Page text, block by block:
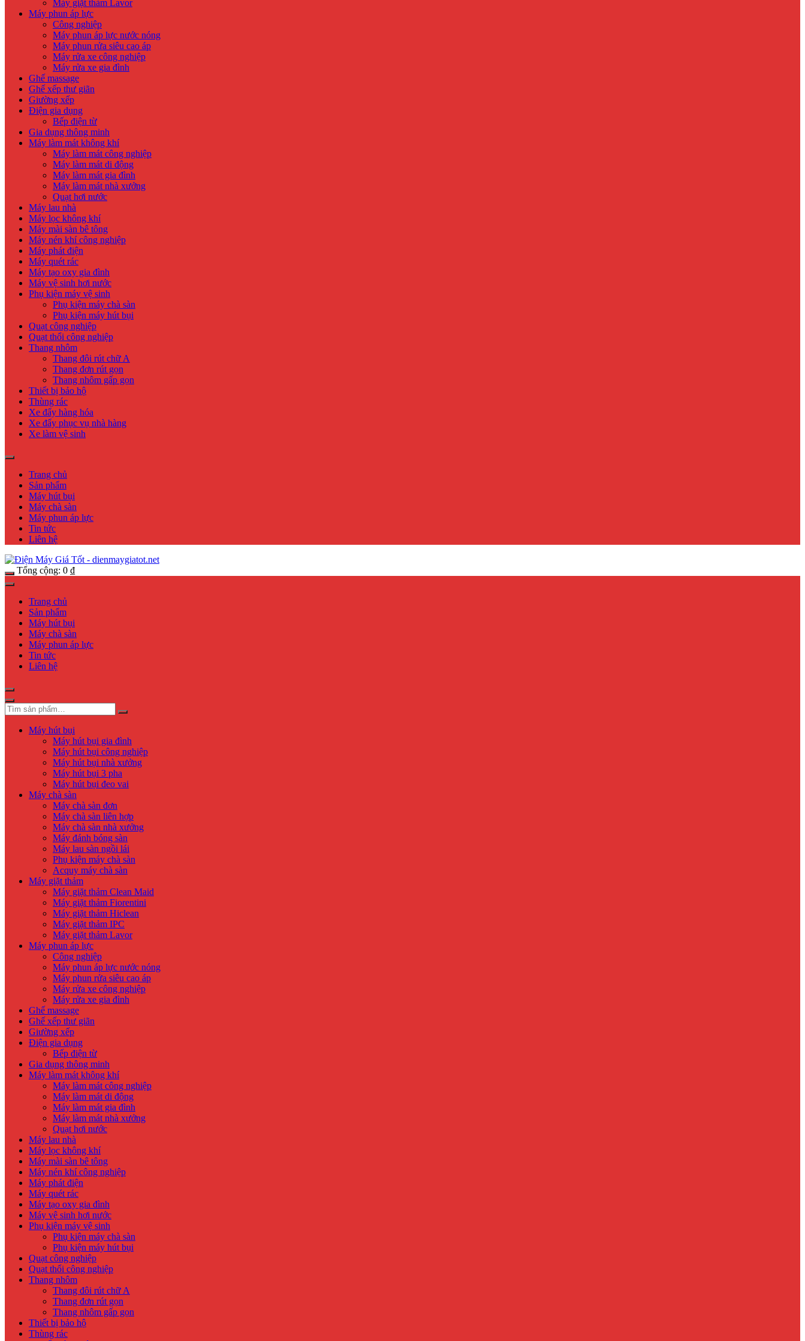
Máy giặt thảm Lavor
Máy phun áp lực
Công nghiệp
Máy phun áp lực nước nóng
Máy phun rửa siêu cao áp
Máy rửa xe công nghiệp
Máy rửa xe gia đình
Ghế massage
Ghế xếp thư giãn
Giường xếp
Điện gia dụng
Bếp điện từ
Gia dụng thông minh
Máy làm mát không khí
Máy làm mát công nghiệp
Máy làm mát di động
Máy làm mát gia đình
Máy làm mát nhà xưởng
Quạt hơi nước
Máy lau nhà
Máy lọc không khí
Máy mài sàn bê tông
Máy nén khí công nghiệp
Máy phát điện
Máy quét rác
Máy tạo oxy gia đình
Máy vệ sinh hơi nước
Phụ kiện máy vệ sinh
Phụ kiện máy chà sàn
Phụ kiện máy hút bụi
Quạt công nghiệp
Quạt thổi công nghiệp
Thang nhôm
Thang đôi rút chữ A
Thang đơn rút gọn
Thang nhôm gấp gọn
Thiết bị bảo hộ
Thùng rác
Xe đẩy hàng hóa
Xe đẩy phục vụ nhà hàng
Xe làm vệ sinh
Trang chủ
Sản phẩm
Máy hút bụi
Máy chà sàn
Máy phun áp lực
Tin tức
Liên hệ
Tổng cộng: 0 ₫
Trang chủ
Sản phẩm
Máy hút bụi
Máy chà sàn
Máy phun áp lực
Tin tức
Liên hệ
Máy hút bụi
Máy hút bụi gia đình
Máy hút bụi công nghiệp
Máy hút bụi nhà xưởng
Máy hút bụi 3 pha
Máy hút bụi đeo vai
Máy chà sàn
Máy chà sàn đơn
Máy chà sàn liên hợp
Máy chà sàn nhà xưởng
Máy đánh bóng sàn
Máy lau sàn ngồi lái
Phụ kiện máy chà sàn
Acquy máy chà sàn
Máy giặt thảm
Máy giặt thảm Clean Maid
Máy giặt thảm Fiorentini
Máy giặt thảm Hiclean
Máy giặt thảm IPC
Máy giặt thảm Lavor
Máy phun áp lực
Công nghiệp
Máy phun áp lực nước nóng
Máy phun rửa siêu cao áp
Máy rửa xe công nghiệp
Máy rửa xe gia đình
Ghế massage
Ghế xếp thư giãn
Giường xếp
Điện gia dụng
Bếp điện từ
Gia dụng thông minh
Máy làm mát không khí
Máy làm mát công nghiệp
Máy làm mát di động
Máy làm mát gia đình
Máy làm mát nhà xưởng
Quạt hơi nước
Máy lau nhà
Máy lọc không khí
Máy mài sàn bê tông
Máy nén khí công nghiệp
Máy phát điện
Máy quét rác
Máy tạo oxy gia đình
Máy vệ sinh hơi nước
Phụ kiện máy vệ sinh
Phụ kiện máy chà sàn
Phụ kiện máy hút bụi
Quạt công nghiệp
Quạt thổi công nghiệp
Thang nhôm
Thang đôi rút chữ A
Thang đơn rút gọn
Thang nhôm gấp gọn
Thiết bị bảo hộ
Thùng rác